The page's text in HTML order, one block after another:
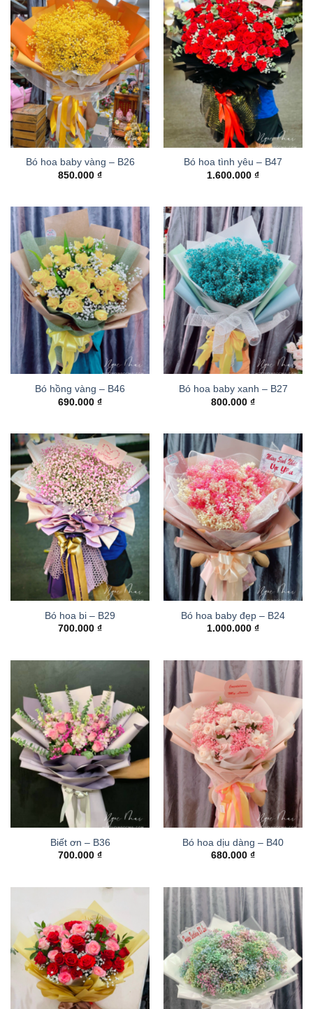
Bó hoa baby vàng – B26
850.000 ₫
Bó hoa tình yêu – B47
1.600.000 ₫
Bó hồng vàng – B46
690.000 ₫
Bó hoa baby xanh – B27
800.000 ₫
Bó hoa bi – B29
700.000 ₫
Bó hoa baby đẹp – B24
1.000.000 ₫
Biết ơn – B36
700.000 ₫
Bó hoa dịu dàng – B40
680.000 ₫